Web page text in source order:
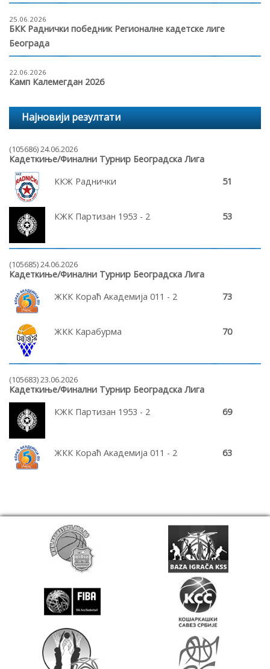
25.06.2026
БКК Раднички победник Регионалне кадетске лиге
Београда
22.06.2026
Камп Калемегдан 2026
Најновији резултати
(105686) 24.06.2026
Кадеткиње/Финални Турнир Београдска Лига
ККЖ Раднички
51
КЖК Партизан 1953 - 2 53
(105685) 24.06.2026
Кадеткиње/Финални Турнир Београдска Лига
ЖКК Кораћ Академија 011 - 2
73
ЖКК Карабурма 70
(105683) 23.06.2026
Кадеткиње/Финални Турнир Београдска Лига
КЖК Партизан 1953 - 2
69
ЖКК Кораћ Академија 011 - 2 63